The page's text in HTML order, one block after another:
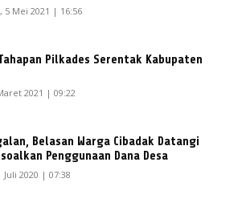
5 Mei 2021 | 16:56
Pilkades Serentak Kabupaten
2021 | 09:22
Belasan Warga Cibadak Datangi
Penggunaan Dana Desa
Juli 2020 | 07:38